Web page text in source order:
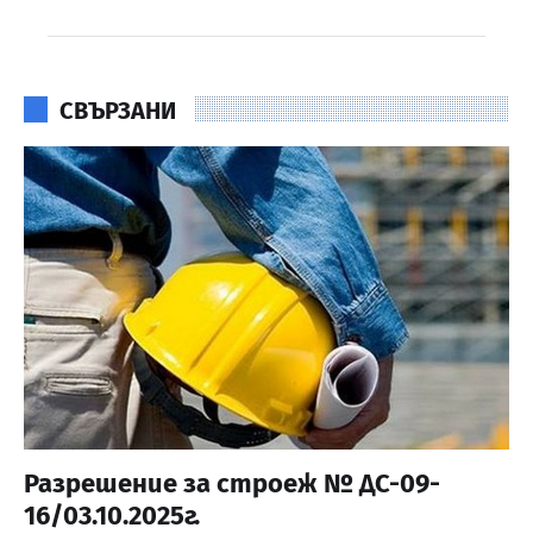
СВЪРЗАНИ
Разрешение за строеж № ДС-09-
16/03.10.2025г.